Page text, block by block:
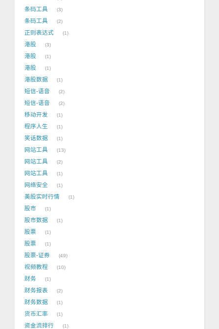
条码工具 3
条码工具 2
正则表达式 1
港股 3
港股 1
港股 1
港股数据 1
短信-语音 2
短信-语音 2
移动开发 1
程序人生 1
笑话数据 1
网站工具 13
网站工具 2
网站工具 1
网络安全 1
美股实时行情 1
股市 1
股市数据 1
股票 1
股票 1
股票-证券 49
视频教程 10
财务 1
财务报表 2
财务数据 1
货币汇率 1
资金流排行 1